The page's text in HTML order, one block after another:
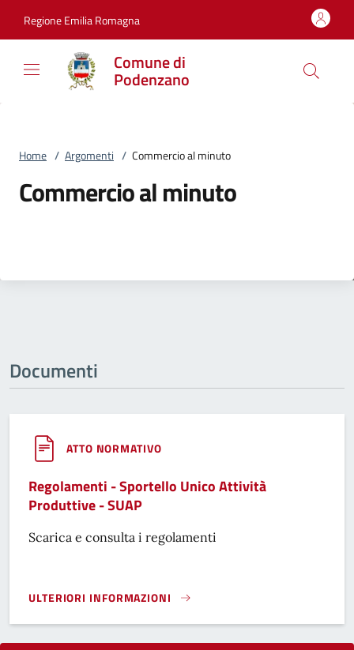
Regione Emilia Romagna
Comune di
Podenzano
Home / Argomenti / Commercio al minuto
Commercio al minuto
Documenti
ATTO NORMATIVO
Regolamenti - Sportello Unico Attività
Produttive - SUAP
Scarica e consulta i regolamenti
ULTERIORI INFORMAZIONI
REGOLAMENTI - SPORTELLO UNICO ATTIVITÀ PRODUTTIVE -